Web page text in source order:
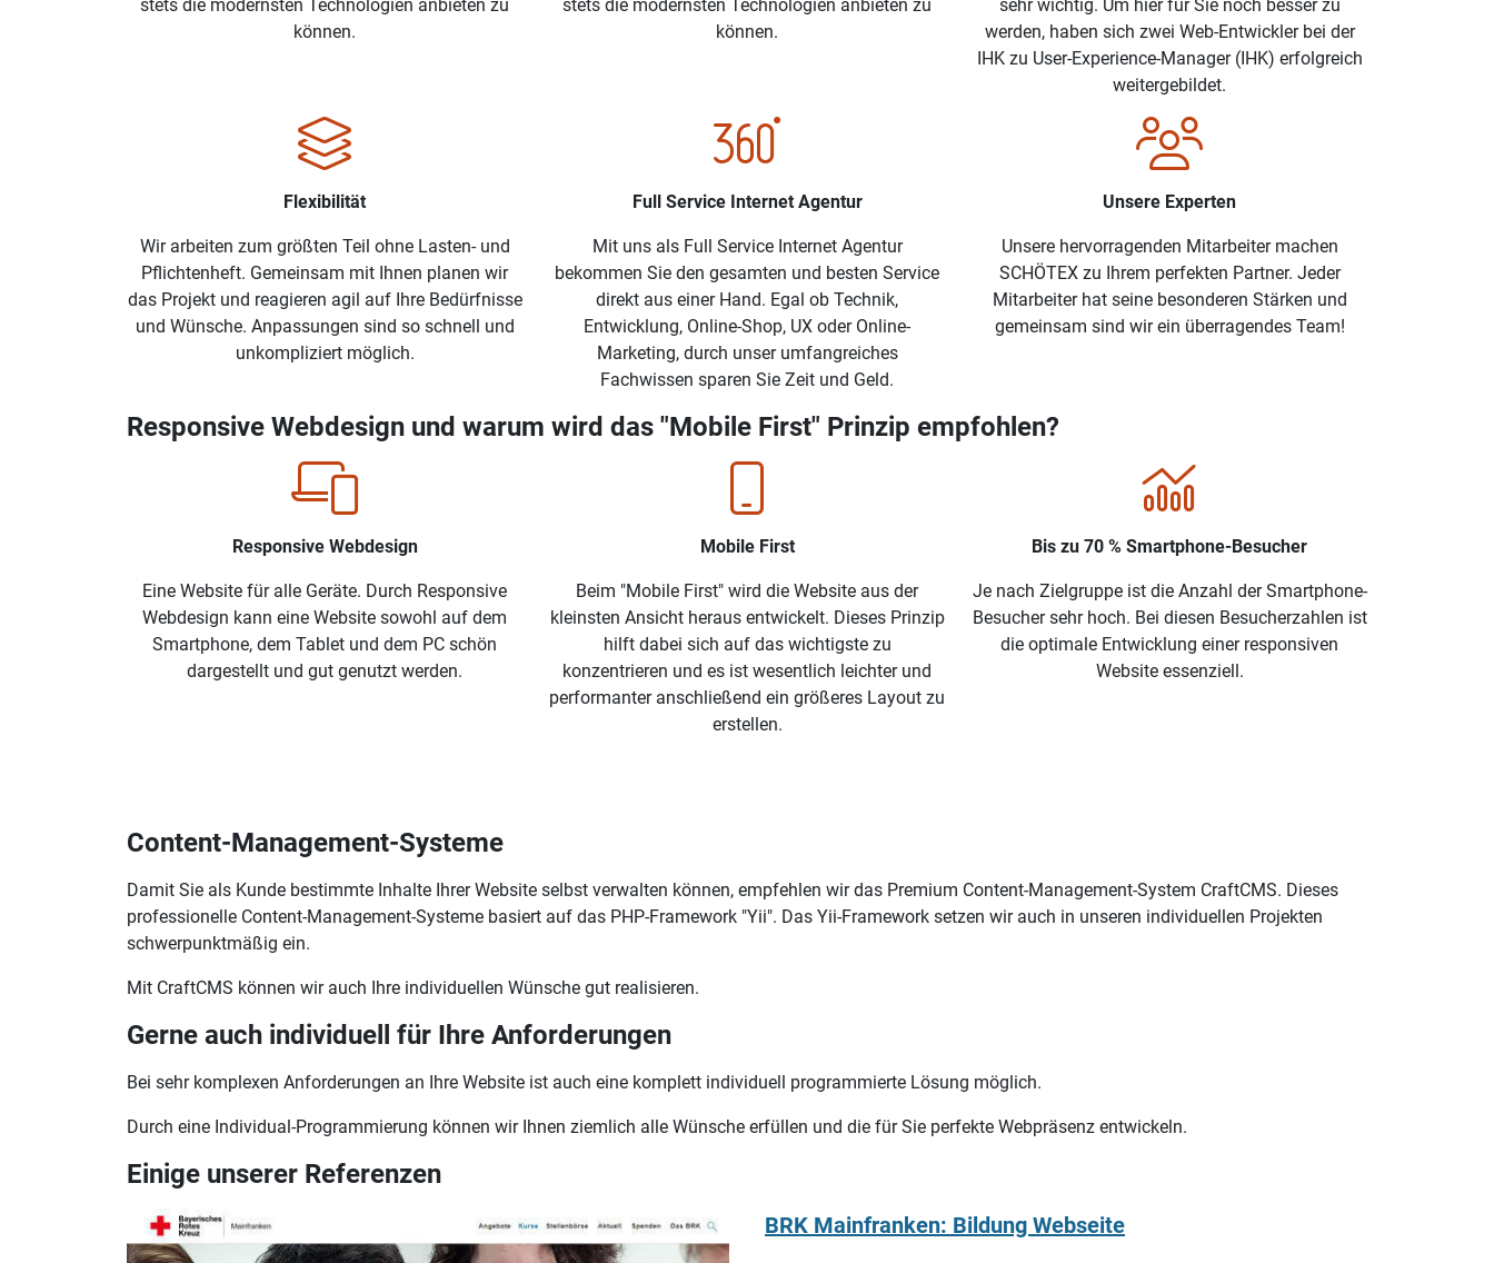
stets die modernsten Technologien anbieten zu
können.
stets die modernsten Technologien anbieten zu
können.
sehr wichtig. Um hier für Sie noch besser zu
werden, haben sich zwei Web-Entwickler bei der
IHK zu User-Experience-Manager (IHK) erfolgreich
weitergebildet.
Flexibilität
Wir arbeiten zum größten Teil ohne Lasten- und
Pflichtenheft. Gemeinsam mit Ihnen planen wir
das Projekt und reagieren agil auf Ihre Bedürfnisse
und Wünsche. Anpassungen sind so schnell und
unkompliziert möglich.
Full Service Internet Agentur
Mit uns als Full Service Internet Agentur
bekommen Sie den gesamten und besten Service
direkt aus einer Hand. Egal ob Technik,
Entwicklung, Online-Shop, UX oder Online-
Marketing, durch unser umfangreiches
Fachwissen sparen Sie Zeit und Geld.
Unsere Experten
Unsere hervorragenden Mitarbeiter machen
SCHÖTEX zu Ihrem perfekten Partner. Jeder
Mitarbeiter hat seine besonderen Stärken und
gemeinsam sind wir ein überragendes Team!
Responsive Webdesign und warum wird das "Mobile First" Prinzip empfohlen?
Responsive Webdesign
Eine Website für alle Geräte. Durch Responsive
Webdesign kann eine Website sowohl auf dem
Smartphone, dem Tablet und dem PC schön
dargestellt und gut genutzt werden.
Mobile First
Beim "Mobile First" wird die Website aus der
kleinsten Ansicht heraus entwickelt. Dieses Prinzip
hilft dabei sich auf das wichtigste zu
konzentrieren und es ist wesentlich leichter und
performanter anschließend ein größeres Layout zu
erstellen.
Bis zu 70 % Smartphone-Besucher
Je nach Zielgruppe ist die Anzahl der Smartphone-
Besucher sehr hoch. Bei diesen Besucherzahlen ist
die optimale Entwicklung einer responsiven
Website essenziell.
Content-Management-Systeme
Damit Sie als Kunde bestimmte Inhalte Ihrer Website selbst verwalten können, empfehlen wir das Premium Content-Management-System CraftCMS. Dieses
professionelle Content-Management-Systeme basiert auf das PHP-Framework "Yii". Das Yii-Framework setzen wir auch in unseren individuellen Projekten
schwerpunktmäßig ein.
Mit CraftCMS können wir auch Ihre individuellen Wünsche gut realisieren.
Gerne auch individuell für Ihre Anforderungen
Bei sehr komplexen Anforderungen an Ihre Website ist auch eine komplett individuell programmierte Lösung möglich.
Durch eine Individual-Programmierung können wir Ihnen ziemlich alle Wünsche erfüllen und die für Sie perfekte Webpräsenz entwickeln.
Einige unserer Referenzen
beautycareers.de